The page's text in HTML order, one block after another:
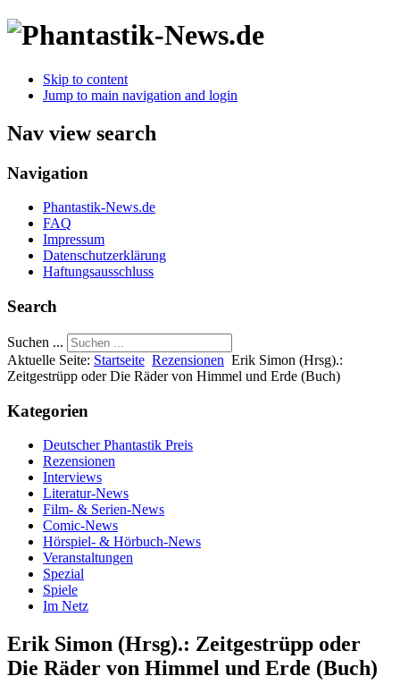
Skip to content
Jump to main navigation and login
Nav view search
Navigation
Phantastik-News.de
FAQ
Impressum
Datenschutzerklärung
Haftungsausschluss
Search
Suchen ...
Aktuelle Seite: Startseite Rezensionen Erik Simon (Hrsg).:
Zeitgestrüpp oder Die Räder von Himmel und Erde (Buch)
Kategorien
Deutscher Phantastik Preis
Rezensionen
Interviews
Literatur-News
Film- & Serien-News
Comic-News
Hörspiel- & Hörbuch-News
Veranstaltungen
Spezial
Spiele
Im Netz
Erik Simon (Hrsg).: Zeitgestrüpp oder
Die Räder von Himmel und Erde (Buch)